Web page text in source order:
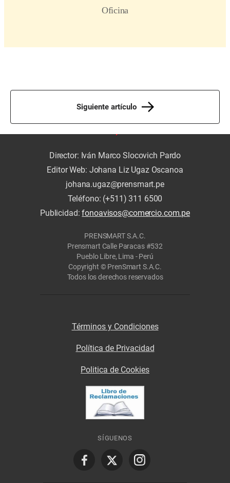
Siguiente artículo
Director: Iván Marco Slocovich Pardo
Editor Web: Johana Liz Ugaz Oscanoa
johana.ugaz@prensmart.pe
Teléfono: (+511) 311 6500
Publicidad:fonoavisos@comercio.com.pe
PRENSMART S.A.C.
Prensmart Calle Paracas #532
Pueblo Libre, Lima - Perú
Copyright © PrenSmart S.A.C.
Todos los derechos reservados
Términos y Condiciones
Política de Privacidad
Politica de Cookies
SÍGUENOS